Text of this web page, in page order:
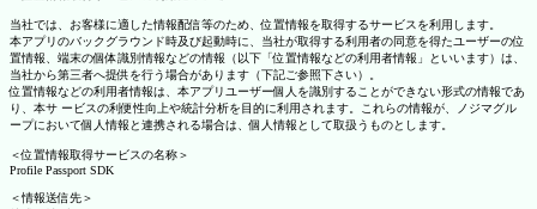
当社では、お客様に適した情報配信等のため、位置情報を取得するサービスを利用します。
本アプリのバックグラウンド時及び起動時に、当社が取得する利用者の同意を得たユーザーの位
置情報、端末の個体識別情報などの情報（以下「位置情報などの利用者情報」といいます）は、
当社から第三者へ提供を行う場合があります（下記ご参照下さい）。
位置情報などの利用者情報は、本アプリユーザー個人を識別することができない形式の情報であ
り、本サ ービスの利便性向上や統計分析を目的に利用されます。これらの情報が、ノジマグル
ープにおいて個人情報と連携される場合は、個人情報として取扱うものとします。
＜位置情報取得サービスの名称＞
Profile Passport SDK
＜情報送信先＞